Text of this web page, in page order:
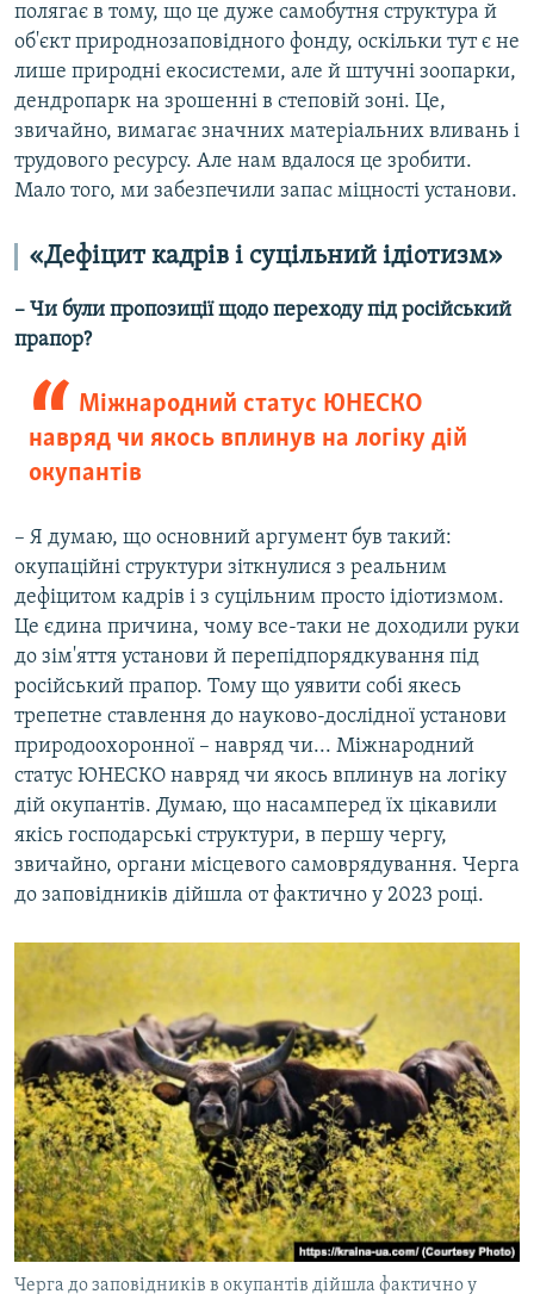
полягає в тому, що це дуже самобутня структура й
об'єкт природнозаповідного фонду, оскільки тут є не
лише природні екосистеми, але й штучні зоопарки,
дендропарк на зрошенні в степовій зоні. Це,
звичайно, вимагає значних матеріальних вливань і
трудового ресурсу. Але нам вдалося це зробити.
Мало того, ми забезпечили запас міцності установи.
«Дефіцит кадрів і суцільний ідіотизм»
– Чи були пропозиції щодо переходу під російський
прапор?
Міжнародний статус ЮНЕСКО
навряд чи якось вплинув на логіку дій
окупантів
– Я думаю, що основний аргумент був такий:
окупаційні структури зіткнулися з реальним
дефіцитом кадрів і з суцільним просто ідіотизмом.
Це єдина причина, чому все-таки не доходили руки
до зім'яття установи й перепідпорядкування під
російський прапор. Тому що уявити собі якесь
трепетне ставлення до науково-дослідної установи
природоохоронної – навряд чи... Міжнародний
статус ЮНЕСКО навряд чи якось вплинув на логіку
дій окупантів. Думаю, що насамперед їх цікавили
якісь господарські структури, в першу чергу,
звичайно, органи місцевого самоврядування. Черга
до заповідників дійшла от фактично у 2023 році.
Черга до заповідників в окупантів дійшла фактично у